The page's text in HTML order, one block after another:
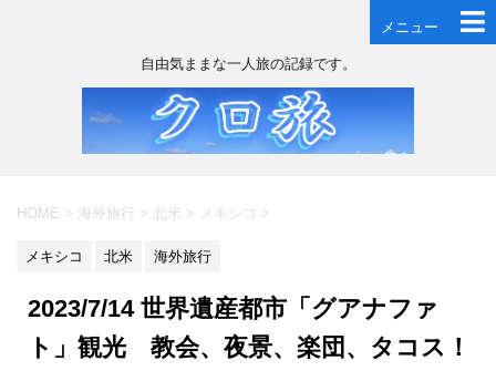
メニュー
自由気ままな一人旅の記録です。
HOME > 海外旅行 > 北米 > メキシコ >
メキシコ 北米 海外旅行
2023/7/14 世界遺産都市「グアナファ
ト」観光 教会、夜景、楽団、タコス！